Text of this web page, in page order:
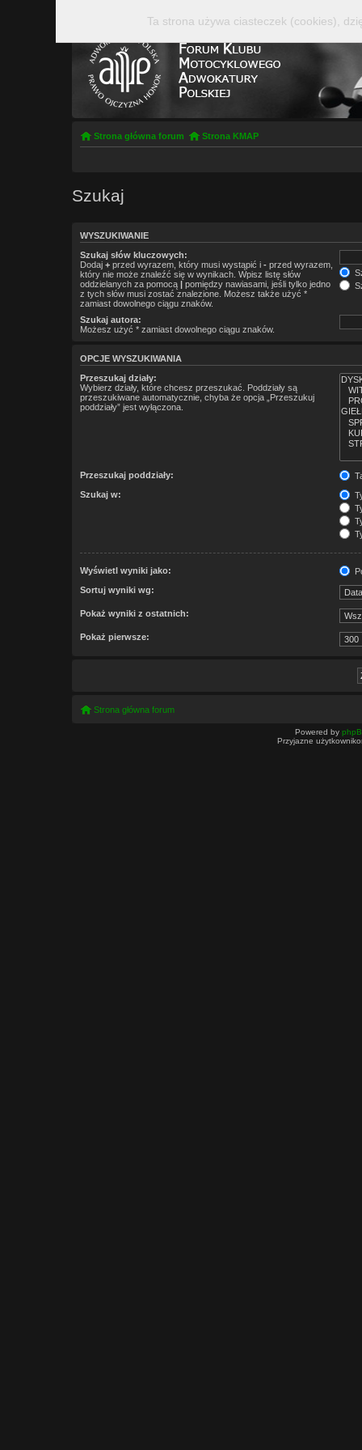
Strona główna forum Strona KMAP
Szukaj
WYSZUKIWANIE
Szukaj słów kluczowych:
Dodaj +przed wyrazem, który musi wystąpić i -przed wyrazem,
który nie może znaleźć się w wynikach. Wpisz listę słów
oddzielanych za pomocą
pomiędzy nawiasami, jeśli tylko jedno
z tych słów musi zostać znalezione. Możesz także użyć *
zamiast dowolnego ciągu znaków.
Szukaj autora:
Możesz użyć * zamiast dowolnego ciągu znaków.
OPCJE WYSZUKIWANIA
Przeszukaj działy:
Wybierz działy, które chcesz przeszukać. Poddziały są
przeszukiwane automatycznie, chyba że opcja „Przeszukuj
poddziały” jest wyłączona.
Przeszukaj poddziały:
Szukaj w:
Wyświetl wyniki jako:
Sortuj wyniki wg:
Pokaż wyniki z ostatnich:
Pokaż pierwsze:
Strona główna forum
Powered by
Przyjazne
Ta strona używa ciasteczek (cookies),